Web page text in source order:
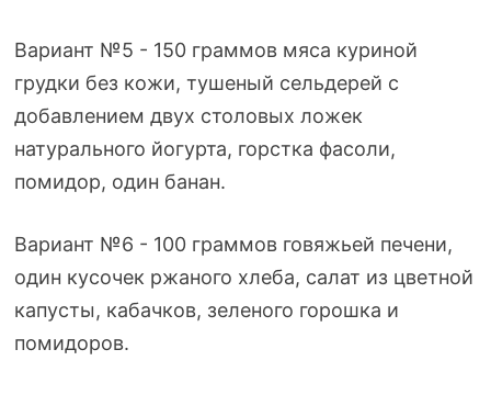
Вариант №5 - 150 граммов мяса куриной
грудки без кожи, тушеный сельдерей с
добавлением двух столовых ложек
натурального йогурта, горстка фасоли,
помидор, один банан.
Вариант №6 - 100 граммов говяжьей печени,
один кусочек ржаного хлеба, салат из цветной
капусты, кабачков, зеленого горошка и
помидоров.